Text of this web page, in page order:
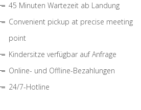
45 Minuten Wartezeit ab Landung
Convenient pickup at precise meeting
point
Kindersitze verfügbar auf Anfrage
Online- und Offline-Bezahlungen
24/7-Hotline